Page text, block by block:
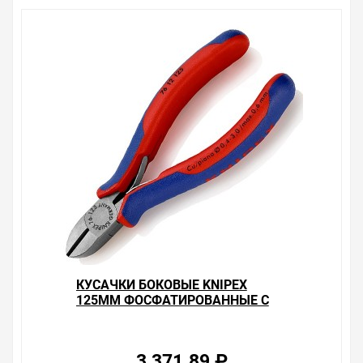
по хорошим ценам. Уверены, что вы найдете на нашем
сайте именно то, что искали, потратив на это минимум
времени. Есть поиск по позициям.
Весь товар сертифицирован, отвечает требованиям
качества. Мы работаем с проверенными
поставщиками, продаем товар от давно
зарекомендовавших себя брендов.
Быстрая доставка в любой город – несколько
вариантов, вы всегда можете выбрать наиболее
удобный. Кусачки боковые Knipex 125мм
хромированные с двухкомпонентными рукоятками ,
можно получить в пункте выдачи, или заказать
курьерскую доставку до двери. Закажите выгодную
удобнее, чем объезжать магазины, тратить время,
выбирать из того, что предлагают, а не покупать то,
Брак – это исключение в нашем ассортименте. Если он
КУСАЧКИ БОКОВЫЕ KNIPEX
125ММ ФОСФАТИРОВАННЫЕ С